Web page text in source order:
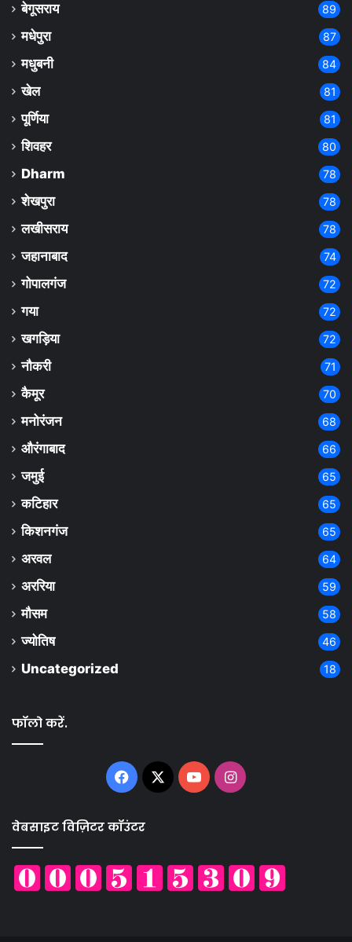
बेगूसराय 89
मधेपुरा 87
मधुबनी 84
खेल 81
पूर्णिया 81
शिवहर 80
Dharm 78
शेखपुरा 78
लखीसराय 78
जहानाबाद 74
गोपालगंज 72
गया 72
खगड़िया 72
नौकरी 71
कैमूर 70
मनोरंजन 68
औरंगाबाद 66
जमुई 65
कटिहार 65
किशनगंज 65
अरवल 64
अररिया 59
मौसम 58
ज्योतिष 46
Uncategorized 18
फॉलो करें.
Facebook
X YouTubeInstagram
वेबसाइट विज़िटर कॉउंटर